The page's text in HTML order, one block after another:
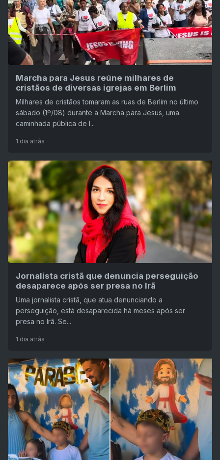
Marcha para Jesus reúne milhares de
cristãos de diversas igrejas em Berlim
Milhares de cristãos tomaram as ruas de Berlim no último
sábado (1º/08) durante a Marcha para Jesus, uma
caminhada pública de l...
1 dia atrás
Jornalista cristã que denuncia perseguição
desaparece após ser presa no Irã
Uma jornalista cristã, que atua denunciando a
perseguição, está desaparecida há meses após ser
presa no Irã. Se...
1 dia atrás